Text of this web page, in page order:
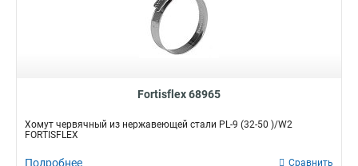
Fortisflex 68965
Хомут червячный из нержавеющей стали PL-9 (32-50 )/W2
FORTISFLEX
Подробнее Сравнить